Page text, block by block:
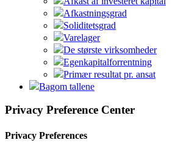
Afkastningsgrad
Soliditetsgrad
Varelager
De største virksomheder
Egenkapitalforrentning
Primær resultat pr. ansat
Bagom tallene
Privacy Preference Center
Privacy Preferences